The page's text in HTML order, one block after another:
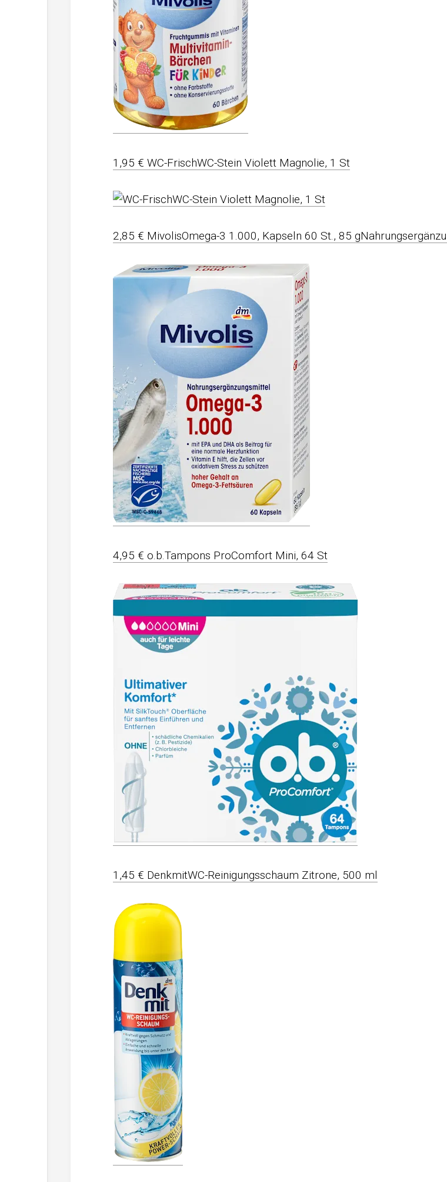
1,95 € WC-FrischWC-Stein Violett Magnolie, 1 St
2,85 € MivolisOmega-3 1.000, Kapseln 60 St., 85
4,95 € o.b.Tampons ProComfort Mini, 64 St
1,45 € DenkmitWC-Reinigungsschaum Zitrone, 500 ml